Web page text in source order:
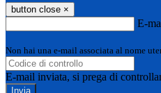
button close ×
E-
Non hai una e-mail associata al nome
E-mail inviata, si prega di